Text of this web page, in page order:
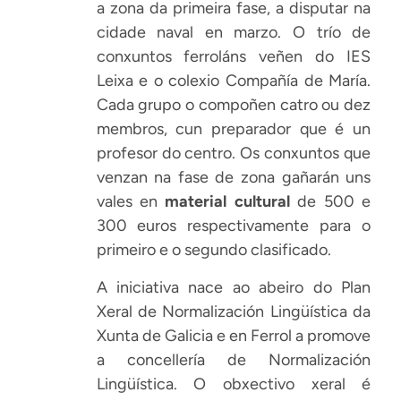
a zona da primeira fase, a disputar na
cidade naval en marzo. O trío de
conxuntos ferroláns veñen do IES
Leixa e o colexio Compañía de María.
Cada grupo o compoñen catro ou dez
membros, cun preparador que é un
profesor do centro. Os conxuntos que
venzan na fase de zona gañarán uns
vales en material culturalde 500 e
300 euros respectivamente para o
primeiro e o segundo clasificado.
A iniciativa nace ao abeiro do Plan
Xeral de Normalización Lingüística da
Xunta de Galicia e en Ferrol a promove
a concellería de Normalización
Lingüística. O obxectivo xeral é